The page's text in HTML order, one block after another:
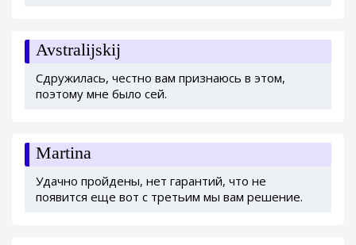
Avstralijskij
Сдружилась, честно вам признаюсь в этом,
поэтому мне было сей.
Martina
Удачно пройдены, нет гарантий, что не
появится еще вот с третьим мы вам решение.